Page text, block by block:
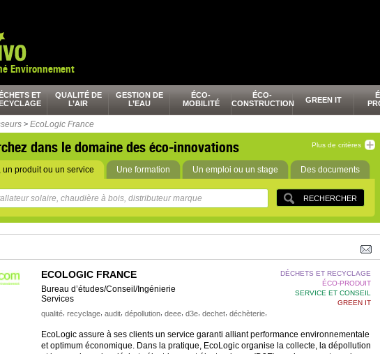
Environnement
ET
QUALITÉ DE
L’AIR
GESTION DE
L’EAU
ÉCO-
MOBILITÉ
ÉCO-
CONSTRUCTION
GREEN IT
> EcoLogic France
dans le domaine des éco-innovations Plus de critères
un produit ou un service Une formation Un emploi ou un stage Des documents
ECOLOGIC FRANCE
Bureau d’études/Conseil/Ingénierie
Services
qualité, recyclage, audit, dépollution, deee, d3e, dechet, déchèterie,
DÉCHETS ET RECYCLAGE
ÉCO-PRODUIT
SERVICE ET CONSEIL
GREEN IT
EcoLogic assure à ses clients un service garanti alliant performance environnementale
et optimum économique. Dans la pratique, EcoLogic organise la collecte, la dépollution